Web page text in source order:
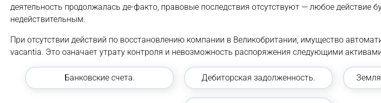
деятельность продолжалась де-факто, правовые последствия отсутствуют — любое действие
недействительным.
При отсутствии действий по восстановлению компании в Великобритании, имущество
vacantia. Это означает утрату контроля и невозможность распоряжения следующими
Банковские счета. Дебиторская задолженность.